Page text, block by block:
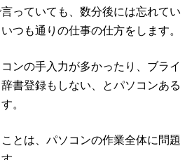
言っていても、数分後には忘れてい
つも通りの仕事の仕方をします。
ンの手入力が多かったり、ブライ
書登録もしない、とパソコンある
。
とは、パソコンの作業全体に問題